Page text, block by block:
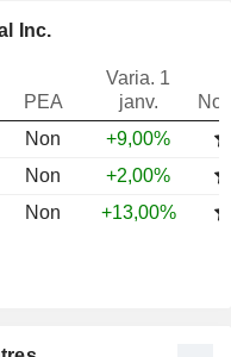
Inc.
PEA
Varia. 1
janv.
Non
+9,00%
Non
+2,00%
Non +13,00%